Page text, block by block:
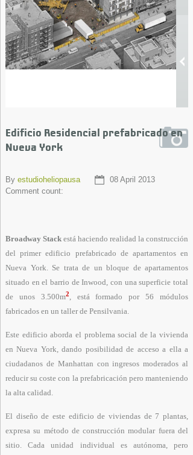
Edificio Residencial prefabricado en
Nueva York
By estudioheliopausa
08 April 2013
Comment count:
Broadway Stack está haciendo realidad la construcción
del primer edificio prefabricado de apartamentos en
Nueva York. Se trata de un bloque de apartamentos
situado en el barrio de Inwood, con una superficie total
de unos 3.500m2, está formado por 56 módulos
fabricados en un taller de Pensilvania.
Este edificio aborda el problema social de la vivienda
en Nueva York, dando posibilidad de acceso a ella a
ciudadanos de Manhattan con ingresos moderados al
reducir su coste con la prefabricación pero manteniendo
la alta calidad.
El diseño de este edificio de viviendas de 7 plantas,
expresa su método de construcción modular fuera del
sitio. Cada unidad individual es autónoma, pero